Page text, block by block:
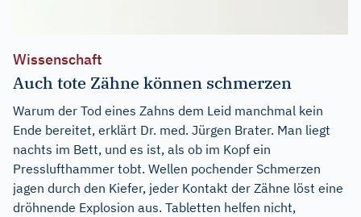
Wissenschaft
Auch tote Zähne können schmerzen
Warum der Tod eines Zahns dem Leid manchmal kein
Ende bereitet, erklärt Dr. med. Jürgen Brater. Man liegt
nachts im Bett, und es ist, als ob im Kopf ein
Presslufthammer tobt. Wellen pochender Schmerzen
jagen durch den Kiefer, jeder Kontakt der Zähne löst eine
dröhnende Explosion aus. Tabletten helfen nicht,